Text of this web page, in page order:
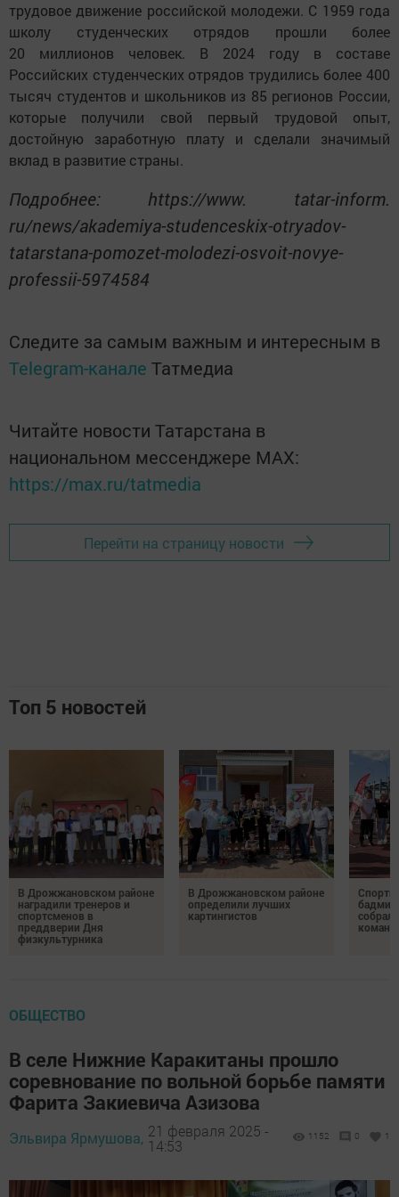
трудовое движение российской молодежи. С 1959 года
школу студенческих отрядов прошли более
20 миллионов человек. В 2024 году в составе
Российских студенческих отрядов трудились более 400
тысяч студентов и школьников из 85 регионов России,
которые получили свой первый трудовой опыт,
достойную заработную плату и сделали значимый
вклад в развитие страны.
Подробнее: https://www. tatar-inform.
ru/news/akademiya-studenceskix-otryadov-
tatarstana-pomozet-molodezi-osvoit-novye-
professii-5974584
Следите за самым важным и интересным в
Telegram-канале Татмедиа
Читайте новости Татарстана в
национальном мессенджере MАХ:
https://max.ru/tatmedia
Перейти на страницу новости
Топ 5 новостей
В Дрожжановском районе
наградили тренеров и
спортсменов в
преддверии Дня
физкультурника
В Дрожжановском районе
определили лучших
картингистов
ОБЩЕСТВО
В селе Нижние Каракитаны прошло
соревнование по вольной борьбе памяти
Фарита Закиевича Азизова
Эльвира Ярмушова, 21 февраля 2025 -
14:53
1152 0 1